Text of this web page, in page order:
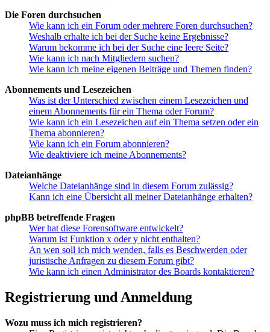
Die Foren durchsuchen
Wie kann ich ein Forum oder mehrere Foren durchsuchen?
Weshalb erhalte ich bei der Suche keine Ergebnisse?
Warum bekomme ich bei der Suche eine leere Seite?
Wie kann ich nach Mitgliedern suchen?
Wie kann ich meine eigenen Beiträge und Themen finden?
Abonnements und Lesezeichen
Was ist der Unterschied zwischen einem Lesezeichen und
einem Abonnements für ein Thema oder Forum?
Wie kann ich ein Lesezeichen auf ein Thema setzen oder ein
Thema abonnieren?
Wie kann ich ein Forum abonnieren?
Wie deaktiviere ich meine Abonnements?
Dateianhänge
Welche Dateianhänge sind in diesem Forum zulässig?
Kann ich eine Übersicht all meiner Dateianhänge erhalten?
phpBB betreffende Fragen
Wer hat diese Forensoftware entwickelt?
Warum ist Funktion x oder y nicht enthalten?
An wen soll ich mich wenden, falls es Beschwerden oder
juristische Anfragen zu diesem Forum gibt?
Wie kann ich einen Administrator des Boards kontaktieren?
Registrierung und Anmeldung
Wozu muss ich mich registrieren?